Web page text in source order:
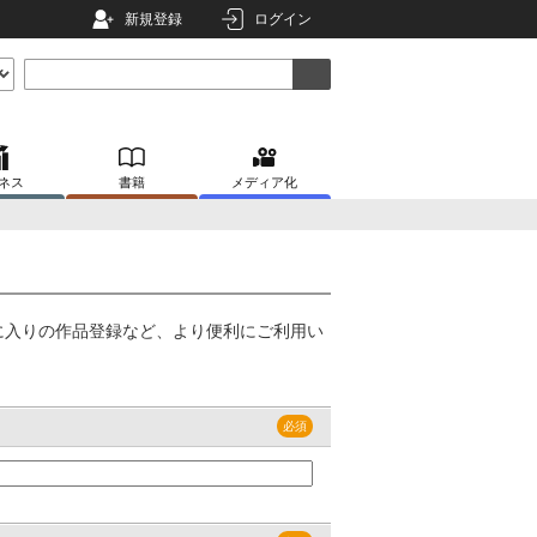
新規登録 ログイン
ス 書籍 メディア化
りの作品登録など、より便利にご利用い